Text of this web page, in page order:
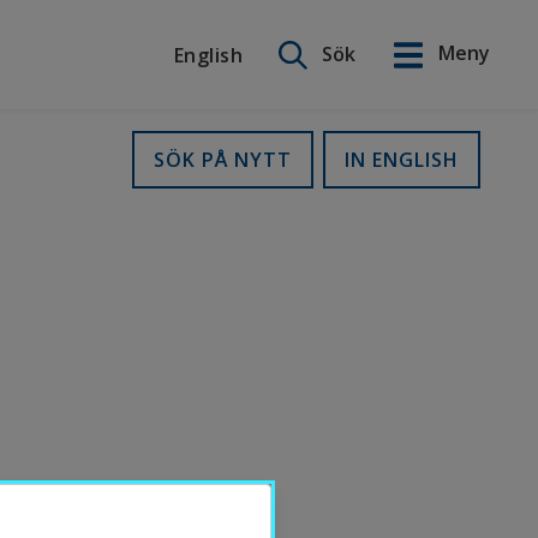
English
Sök
Meny
IN ENGLISH
SÖK PÅ NYTT
English